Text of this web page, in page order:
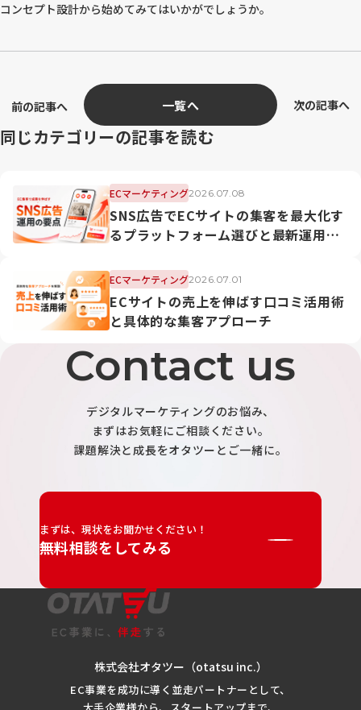
コンセプト設計から始めてみてはいかがでしょうか。
前の記事へ 一覧へ 次の記事へ
同じカテゴリーの記事を読む
ECマーケティング2026.07.08
SNS広告でECサイトの集客を最大化す
るプラットフォーム選びと最新運用戦
ECマーケティング2026.07.01
ECサイトの売上を伸ばす口コミ活用術
と具体的な集客アプローチ
Contact us
デジタルマーケティングのお悩み、
まずはお気軽にご相談ください。
課題解決と成長をオタツーとご一緒に。
まずは、現状をお聞かせください！
無料相談をしてみる
株式会社オタツー（otatsu inc.）
EC事業を成功に導く並走パートナーとして、